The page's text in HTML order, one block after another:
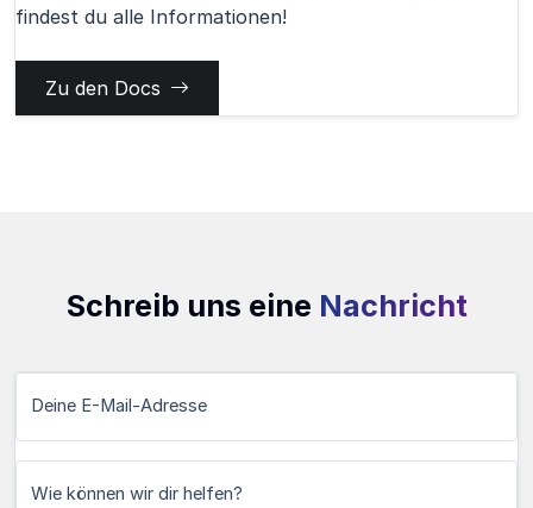
findest du alle Informationen!
Zu den Docs
Schreib uns eine Nachricht
Deine E-Mail-Adresse
Wie können wir dir helfen?